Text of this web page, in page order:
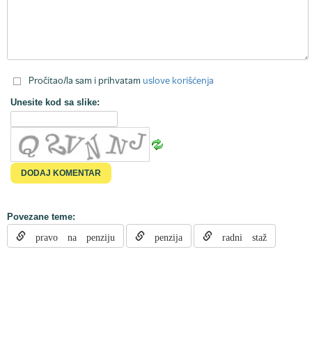
Pročitao/la sam i prihvatam uslove korišćenja
Unesite kod sa slike:
Povezane teme:
pravo na penziju penzija radni staž